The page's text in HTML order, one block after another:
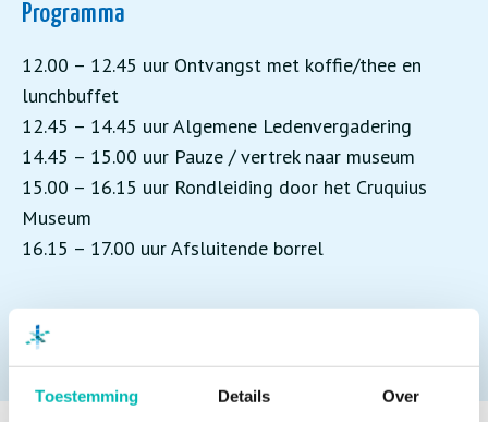
Toestemming Details Over
Programma
12.00 – 12.45 uur Ontvangst met koffie/thee en
lunchbuffet
12.45 – 14.45 uur Algemene Ledenvergadering
14.45 – 15.00 uur Pauze / vertrek naar museum
15.00 – 16.15 uur Rondleiding door het Cruquius
Museum
16.15 – 17.00 uur Afsluitende borrel
VLR-leden hebben een uitnodiging met aanmeldlink
voor de bijeenkomst ontvangen.